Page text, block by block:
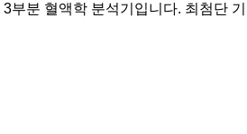
분 혈액학 분석기입니다. 최첨단